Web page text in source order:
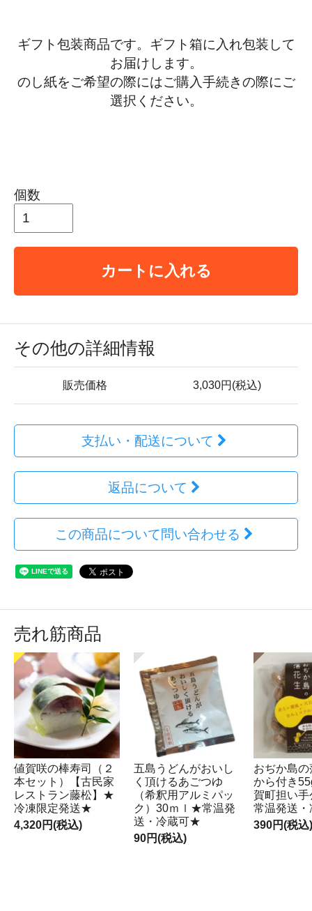
ギフト包装商品です。ギフト箱に入れ包装して
お届けします。
のし紙をご希望の際にはご購入手続きの際にご
選択ください。
個数
カートに入れる
その他の詳細情報
販売価格 3,030円(税込)
支払い・配送について
返品について
この商品について問い合わせる
売れ筋商品
値賀咲の棒寿司（２
本セット）【古民家
レストラン藤松】★
冷凍限定発送★
4,320円(税込)
五島うどんがおいし
く頂けるあごつゆ
（希釈用アルミパッ
ク）30ｍｌ★常温発
送・冷蔵可★
90円(税込)
おぢか島
から付き
賀町担い
常温発送
390円(税込)